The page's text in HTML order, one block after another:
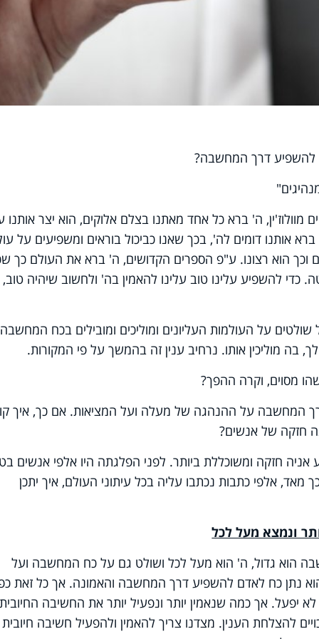
להשפיע דרך המחשבה?
ה' ברא כל אחד מאתנו בצלם אלוקים, הוא יצר אותנו
אותנו דומים לה', בכך שאנו כביכול בוראים ומשפיעים על
הוא רצונו. ע"פ הספרים הקדושים, ה' ברא את העולם כך
להשפיע עלינו טוב עלינו להאמין בה' ולחשוב שיהיה טוב,
על העולמות העליונים ומוליכים ומובילים בכח
בה מוליכין אותו. נרחיב ענין זה בהמשך על פי המקורות.
מסוים, וקרה ההפך?
המחשבה על ההנהגה של מעלה ועל המציאות. אם כך, איך
חזקה של אנשים?
אניה חזקה ומשוכללת ביותר. לפני הפלגתה היו אלפי אנשים
מאד, אלפי כתבות נכתבו עליה בכל עיתוני העולם, איך יתכן
ונמצא מעל לכל
הוא גדול, ה' הוא מעל לכל ושולט גם על כח המחשבה ועל
נתן כח לאדם להשפיע דרך המחשבה והאמונה. אך כל זאת
יפעל. אך כמה שנאמין יותר ונפעיל יותר את החשיבה החיובית
להצלחת הענין. מצדנו צריך להאמין ולהפעיל חשיבה